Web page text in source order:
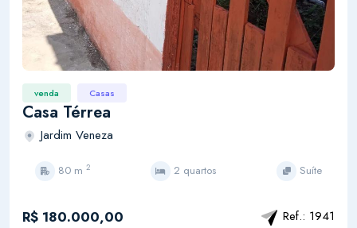
venda Casas
Casa Térrea
Jardim Veneza
80 m 2 2 quartos Suíte
R$ 180.000,00 Ref.: 1941